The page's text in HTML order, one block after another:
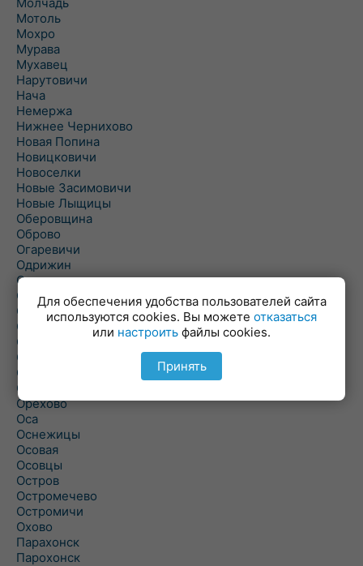
Мотоль
Мохро
Мурава
Мухавец
Нарутовичи
Нача
Немержа
Нижнее Чернихово
Новая Попина
Новицковичи
Новоселки
Новые Засимовичи
Новые Лыщицы
Оберовщина
Оброво
Огаревичи
Одрижин
Оздамичи
Озяты
Олтуш
Ольманы
Ольпень
Ольшаны
Омельная
Ополь
Орехово
Оса
Оснежицы
Осовая
Осовцы
Остров
Остромечево
Остромичи
Охово
Парахонск
Парохонск
Для обеспечения удобства пользователей сайта
используются cookies. Вы можете отказаться
или настроить файлы cookies.
Принять